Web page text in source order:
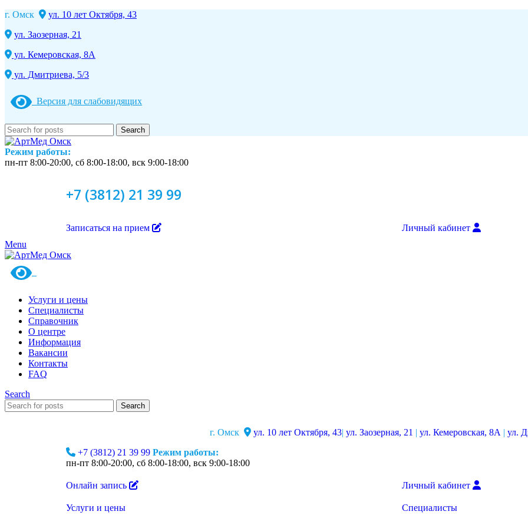
г. Омск
ул. 10 лет Октября, 43
ул. Заозерная, 21
ул. Кемеровская, 8А
ул. Дмитриева, 5/3
Версия для слабовидящих
Search
Режим работы:
пн-пт 8:00-20:00, сб 8:00-18:00, вск 9:00-18:00
+7 (3812) 21 39 99
Записаться на прием
Личный кабинет
Menu
Услуги и цены
Специалисты
Справочник
О центре
Информация
Вакансии
Контакты
FAQ
Search
Search
г. Омск ул. 10 лет Октября, 43| ул. Заозерная, 21 | ул. Кемеровская, 8А | ул.
+7 (3812) 21 39 99 Режим работы:
пн-пт 8:00-20:00, сб 8:00-18:00, вск 9:00-18:00
Онлайн запись
Услуги и цены
Личный кабинет
Специалисты